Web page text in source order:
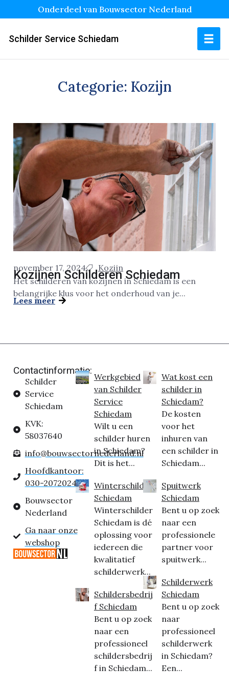
Onderdeel van Bouwsector Nederland
Schilder Service Schiedam
Categorie: Kozijn
november 17, 2024 Kozijn
Kozijnen Schilderen Schiedam
Het schilderen van kozijnen in Schiedam is een
belangrijke klus voor het onderhoud van je...
Lees meer
Contactinformatie:
Schilder
Service
Schiedam
KVK:
58037640
info@bouwsectornederland.nl
Hoofdkantoor:
030-2072024
Bouwsector
Nederland
Ga naar onze
webshop
Werkgebied
van Schilder
Service
Schiedam
Wilt u een
schilder huren
in Schiedam?
Dit is het...
Winterschilder
Schiedam
Winterschilder
Schiedam is dé
oplossing voor
iedereen die
kwalitatief
schilderwerk...
Schildersbedrij
f Schiedam
Bent u op zoek
naar een
professioneel
schildersbedrij
f in Schiedam...
Wat kost een
schilder in
Schiedam?
De kosten
voor het
inhuren van
een schilder in
Schiedam...
Spuitwerk
Schiedam
Bent u op zoek
naar een
professionele
partner voor
spuitwerk...
Schilderwerk
Schiedam
Bent u op zoek
naar
professioneel
schilderwerk
in Schiedam?
Een...